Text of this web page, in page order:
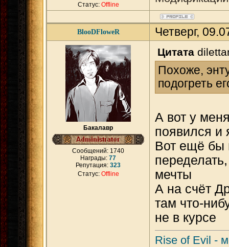
Статус: Offline
BlooDFloweR Четверг,
Бакалавр
Сообщений: 1740
Награды: 77
Репутация: 323
Статус: Offline
Цитата
Похоже,
подогреть
А вот у
появился и
Вот ещё бы
мечты
А на счёт
там что-
не в курсе
Rise of Evil -